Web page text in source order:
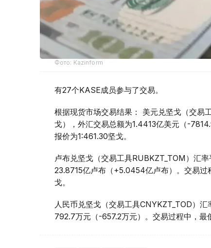
Фото: Kazinform
有27个KASE成员参与了交易。
根据现货市场交易结果： 美元兑坚戈（交
戈），外汇交易总额为1.4413亿美元（-
报价为1:461.30坚戈。
卢布兑坚戈（交易工具RUBKZT_TOM）汇
23.8715亿卢布（+5.0454亿卢布）。交易
戈。
人民币兑坚戈（交易工具CNYKZT_TOD）
792.7万元（-657.2万元）。交易过程中，最